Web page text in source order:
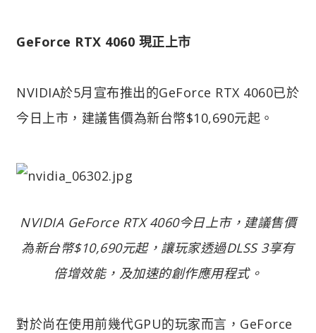
GeForce RTX 4060 現正上市
NVIDIA於5月宣布推出的GeForce RTX 4060已於
今日上市，建議售價為新台幣$10,690元起。
NVIDIA GeForce RTX 4060今日上市，建議售價
為新台幣$10,690元起，讓玩家透過DLSS 3享有
倍增效能，及加速的創作應用程式。
對於尚在使用前幾代GPU的玩家而言，GeForce